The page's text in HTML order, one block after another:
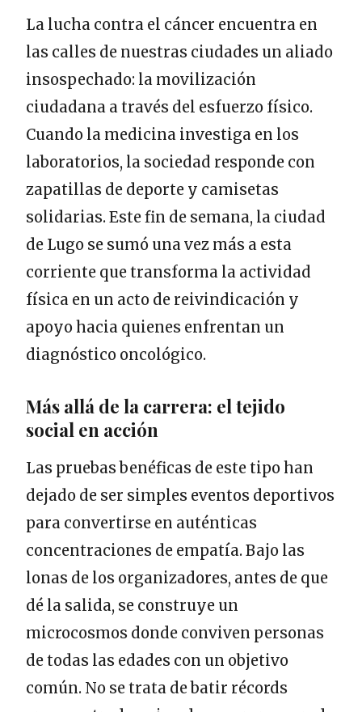
La lucha contra el cáncer encuentra en
las calles de nuestras ciudades un aliado
insospechado: la movilización
ciudadana a través del esfuerzo físico.
Cuando la medicina investiga en los
laboratorios, la sociedad responde con
zapatillas de deporte y camisetas
solidarias. Este fin de semana, la ciudad
de Lugo se sumó una vez más a esta
corriente que transforma la actividad
física en un acto de reivindicación y
apoyo hacia quienes enfrentan un
diagnóstico oncológico.
Más allá de la carrera: el tejido
social en acción
Las pruebas benéficas de este tipo han
dejado de ser simples eventos deportivos
para convertirse en auténticas
concentraciones de empatía. Bajo las
lonas de los organizadores, antes de que
dé la salida, se construye un
microcosmos donde conviven personas
de todas las edades con un objetivo
común. No se trata de batir récords